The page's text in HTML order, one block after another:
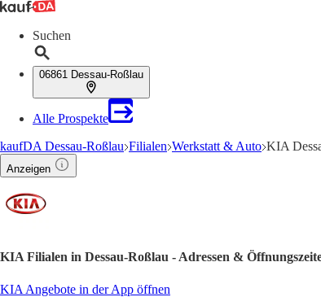
Suchen
06861 Dessau-Roßlau
Alle Prospekte
kaufDA Dessau-Roßlau Filialen Werkstatt & Auto KIA
Anzeigen
KIA Filialen in Dessau-Roßlau - Adressen &
KIA Angebote in der App öffnen